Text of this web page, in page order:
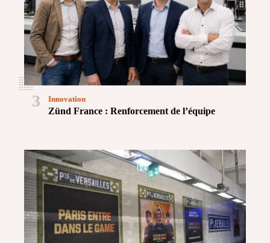
3
Zünd France : Renforcement de l’équipe
Innovation